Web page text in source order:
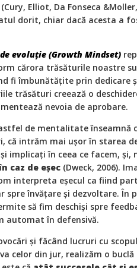
Elliot, Da Fonseca
dorit, chiar dacă acesta a
evoluție (Growth Mindset)
cărora trăsăturile noastre
fi îmbunătățite prin dedicare
trăsături creează o
nevoia de aprobare.
de mentalitate înseamnă
că intrăm mai ușor în starea
implicați în ceea ce facem, și,
caz de eșec (Dweck, 2006).
interpreta eșecul ca fiind
spre învățare și dezvoltare.
să fim deschiși spre
automat în defensivă.
și făcând lucruri cu
celor din jur, realizăm o